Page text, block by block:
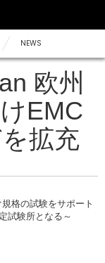
NEWS
欧州
EMC
拡充
格の試験をサポート
試験所となる～